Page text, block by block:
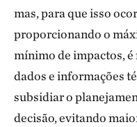
mas, para que isso
proporcionando o
mínimo de impactos, é
dados e informações
subsidiar o
decisão, evitando